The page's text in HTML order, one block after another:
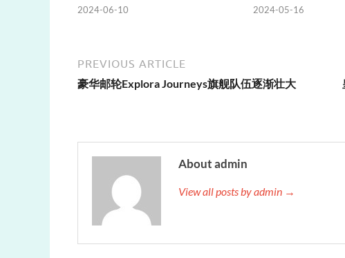
2024-06-10 2024-05-16
PREVIOUS ARTICLE
豪华邮轮Explora Journeys旗舰队伍逐渐壮大
About admin
View all posts by admin →